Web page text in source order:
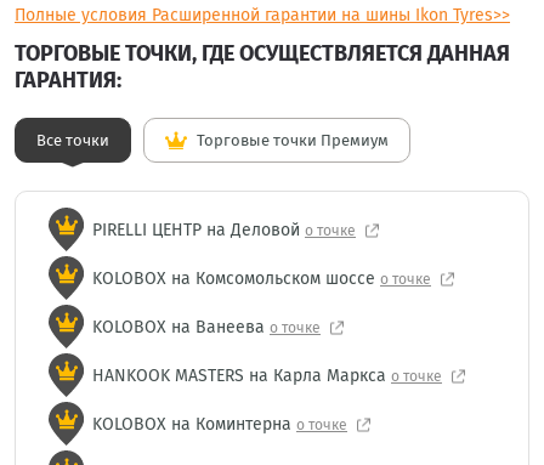
Полные условия Расширенной гарантии на шины Ikon Tyres>>
ТОРГОВЫЕ ТОЧКИ, ГДЕ ОСУЩЕСТВЛЯЕТСЯ ДАННАЯ
ГАРАНТИЯ:
Все точки Торговые точки Премиум
PIRELLI ЦЕНТР на Деловой о точке
KOLOBOX на Комсомольском шоссе о точке
KOLOBOX на Ванеева о точке
HANKOOK MASTERS на Карла Маркса о точке
KOLOBOX на Коминтерна о точке